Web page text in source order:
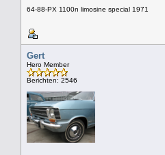
64-88-PX 1100n limosine special 1971
Gert
Hero Member
Berichten: 2546